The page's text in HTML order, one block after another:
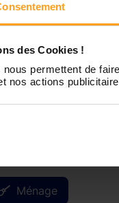
des Cookies !
nous permettent de
nos actions
Ménage